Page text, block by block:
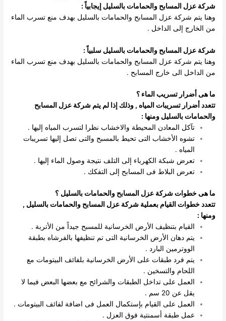
شركة عزل المسابح والحمامات بالسليل إيجابياً :
وهنا يتم شركة عزل المسابح والحمامات بالسليل بهدف منع تسرب الماء
من الخارج إلى الداخل .
شركة عزل المسابح والحمامات بالسليل سلبياً :
وهنا يتم شركة عزل المسابح والحمامات بالسليل بهدف منع تسرب الماء
من الداخل الى خارج المسابح .
ما هى أضرار تسريب الماء ؟
تتعدد أضرار تسريبات المياه , وذلك إذا لم يتم شركة عزل المسابح
والحمامات بالسليل ومنها :
تآكل المعادن المحيطة والاخشاب نظرا لتسرب المياه إليها .
تشوه الأخشاب التى تحيط بالمسبح والتى تصل إليها تسريبات
المياه .
تعرض شبكة الكهرباء إلى التلف نتيجة وصول الماء إليها .
تعرض البلاط فى المسابح إلى التفكك .
ما هى خطوات شركة عزل المسابح والحمامات بالسليل ؟
تتعدد خطوات القيام بعملية شركة عزل المسابح والحمامات بالسليل ,
ومنها :
القيام بتنظيف الأرض الخرسانية للمسبح جيداً من الأتربة .
يتم دهان الأرض الخرسانية التى تم تنظيفها بالفرشاه بطبقة
الووترمين البارد .
يتم فرد طبقات على الأرض الخرسانية بلفائف البيتومات مع
اللحام والتسخين .
العمل على تداخل الطبقات والشرائح مع بعضها البعض فيما لا
يقل عن 20 سم .
العمل على القيام بإستكمال العمل فى اضافة لفائف البيتومات .
عمل طبقة أسمنتية فوق العزل .